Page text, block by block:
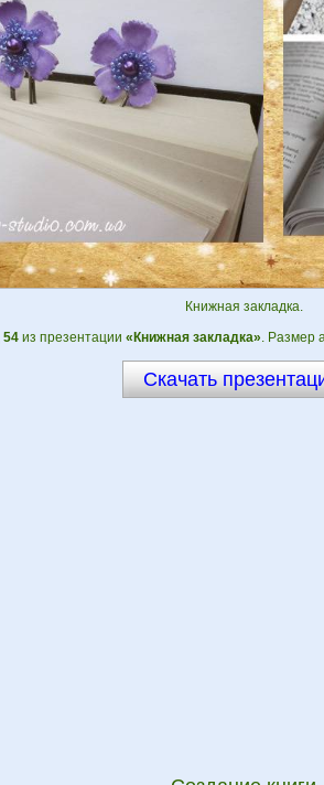
Книжная закладка.
из презентации «Книжная закладка». Размер
Скачать